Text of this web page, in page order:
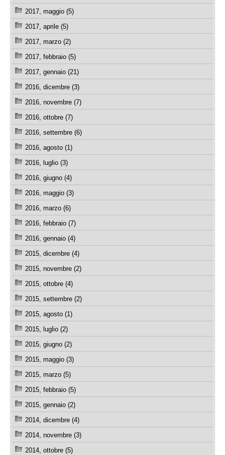
2017, maggio (5)
2017, aprile (5)
2017, marzo (2)
2017, febbraio (5)
2017, gennaio (21)
2016, dicembre (3)
2016, novembre (7)
2016, ottobre (7)
2016, settembre (6)
2016, agosto (1)
2016, luglio (3)
2016, giugno (4)
2016, maggio (3)
2016, marzo (6)
2016, febbraio (7)
2016, gennaio (4)
2015, dicembre (4)
2015, novembre (2)
2015, ottobre (4)
2015, settembre (2)
2015, agosto (1)
2015, luglio (2)
2015, giugno (2)
2015, maggio (3)
2015, marzo (5)
2015, febbraio (5)
2015, gennaio (2)
2014, dicembre (4)
2014, novembre (3)
2014, ottobre (5)